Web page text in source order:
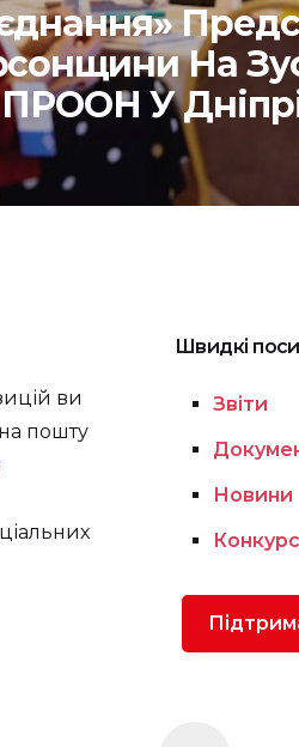
На
ПРООН У
ви
пошту
Швидкі
Звіти
Новини